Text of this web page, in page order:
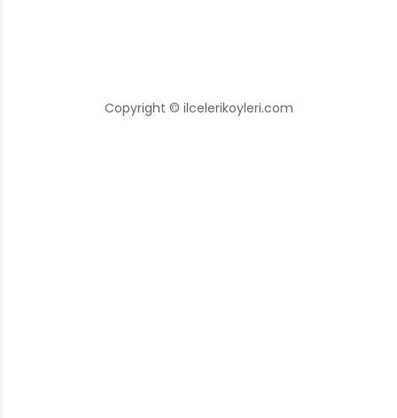
Copyright © ilcelerikoyleri.com